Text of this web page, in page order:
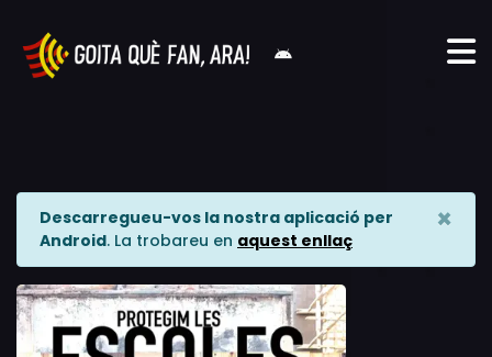
Descarregueu-vos la nostra aplicació per
Android. La trobareu en aquest enllaç
×